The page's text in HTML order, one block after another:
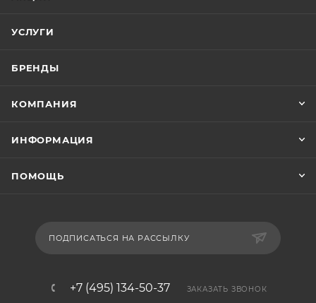
УСЛУГИ
БРЕНДЫ
КОМПАНИЯ
ИНФОРМАЦИЯ
ПОМОЩЬ
ПОДПИСАТЬСЯ НА РАССЫЛКУ
+7 (495) 134-50-37 ЗАКАЗАТЬ ЗВОНОК